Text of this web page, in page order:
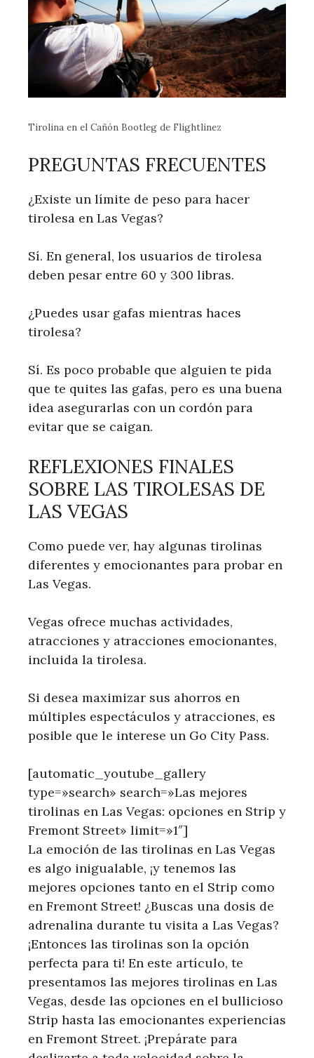
Tirolina en el Cañón Bootleg de Flightlinez
PREGUNTAS FRECUENTES
¿Existe un límite de peso para hacer
tirolesa en Las Vegas?
Sí. En general, los usuarios de tirolesa
deben pesar entre 60 y 300 libras.
¿Puedes usar gafas mientras haces
tirolesa?
Sí. Es poco probable que alguien te pida
que te quites las gafas, pero es una buena
idea asegurarlas con un cordón para
evitar que se caigan.
REFLEXIONES FINALES
SOBRE LAS TIROLESAS DE
LAS VEGAS
Como puede ver, hay algunas tirolinas
diferentes y emocionantes para probar en
Las Vegas.
Vegas ofrece muchas actividades,
atracciones y atracciones emocionantes,
incluida la tirolesa.
Si desea maximizar sus ahorros en
múltiples espectáculos y atracciones, es
posible que le interese un Go City Pass.
[automatic_youtube_gallery
type=»search» search=»Las mejores
tirolinas en Las Vegas: opciones en Strip y
Fremont Street» limit=»1″]
La emoción de las​ tirolinas en Las Vegas
es algo⁢ inigualable, ¡y tenemos las
mejores opciones tanto en el Strip como
en Fremont Street! ¿Buscas una dosis de
‌adrenalina durante tu visita a Las Vegas?
¡Entonces las tirolinas son la opción
perfecta para ti! En este artículo, te
presentamos las mejores tirolinas en Las
Vegas,‍ desde las‍ opciones en el ‍bullicioso
Strip hasta las emocionantes experiencias
en Fremont Street. ¡Prepárate para